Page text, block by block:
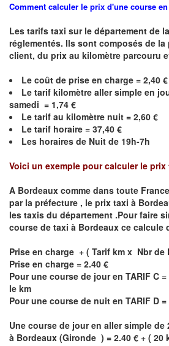
Comment calculer le prix d'une course
Les tarifs taxi sur le département de
réglementés. Ils sont composés de la
client, du prix au kilomètre parcouru
Le coût de prise en charge = 2,40 €
Le tarif kilomètre aller simple en
samedi = 1,74 €
Le tarif au kilomètre nuit = 2,60 €
Le tarif horaire = 37,40 €
Les horaires de Nuit de 19h-7h
Voici un exemple pour calculer le prix
A Bordeaux comme dans toute
par la préfecture , le prix taxi à
les taxis du département .Pour faire
course de taxi à Bordeaux ce calcule
Prise en charge + ( Tarif km x Nbr de
Prise en charge = 2.40 €
Pour une course de jour en TARIF C
le km
Pour une course de nuit en TARIF D
Une course de jour en aller simple de
à Bordeaux (Gironde ) = 2.40 € + ( 20